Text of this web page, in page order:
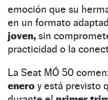
emoción que su
en un formato
joven, sin
practicidad o la
La Seat MÓ 50
enero y está previsto